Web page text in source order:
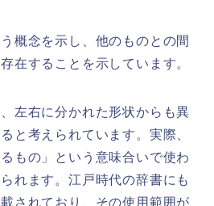
概念を示し、他のものとの間
在することを示しています。
左右に分かれた形状からも異
と考えられています。実際、
もの」という意味合いで使わ
れます。江戸時代の辞書にも
されており、その使用範囲が